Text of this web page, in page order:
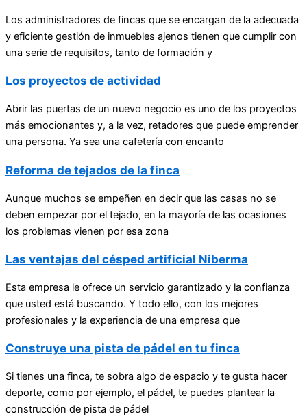
Los administradores de fincas que se encargan de la adecuada
y eficiente gestión de inmuebles ajenos tienen que cumplir con
una serie de requisitos, tanto de formación y
Los proyectos de actividad
Abrir las puertas de un nuevo negocio es uno de los proyectos
más emocionantes y, a la vez, retadores que puede emprender
una persona. Ya sea una cafetería con encanto
Reforma de tejados de la finca
Aunque muchos se empeñen en decir que las casas no se
deben empezar por el tejado, en la mayoría de las ocasiones
los problemas vienen por esa zona
Las ventajas del césped artificial Niberma
Esta empresa le ofrece un servicio garantizado y la confianza
que usted está buscando. Y todo ello, con los mejores
profesionales y la experiencia de una empresa que
Construye una pista de pádel en tu finca
Si tienes una finca, te sobra algo de espacio y te gusta hacer
deporte, como por ejemplo, el pádel, te puedes plantear la
construcción de pista de pádel